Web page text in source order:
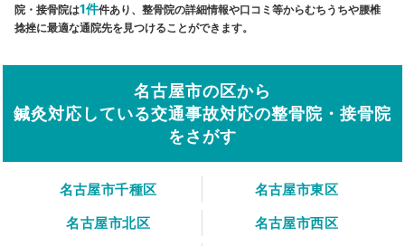
院・接骨院は1件件あり、整骨院の詳細情報や口コミ等からむちうちや腰椎
捻挫に最適な通院先を見つけることができます。
名古屋市の区から
鍼灸対応している交通事故対応の整骨院・接骨院
をさがす
名古屋市千種区
名古屋市東区
名古屋市北区
名古屋市西区